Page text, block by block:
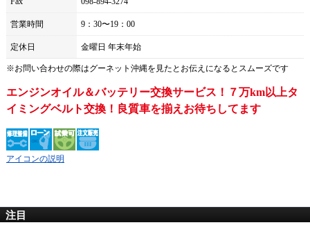
営業時間 9：30〜19：00
定休日 金曜日 年末年始
※お問い合わせの際はグーネット沖縄を見たとお伝えになるとスムーズです
エンジンオイル＆バッテリー交換サービス！７万km以上タ
イミングベルト交換！良質車を揃えお待ちしてます
アイコンの説明
注目